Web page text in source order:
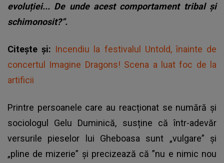
evoluției... De unde acest comportament tribal și
schimonosit?”.
Citește și: Incendiu la festivalul Untold, înainte de
concertul Imagine Dragons! Scena a luat foc de la
artificii
Printre persoanele care au reacționat se numără și
sociologul Gelu Duminică, susține că într-adevăr
versurile pieselor lui Gheboasa sunt „vulgare” și
„pline de mizerie” și precizează că ”nu e nimic nou